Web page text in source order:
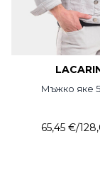
Мъжко яке
65,45 €/